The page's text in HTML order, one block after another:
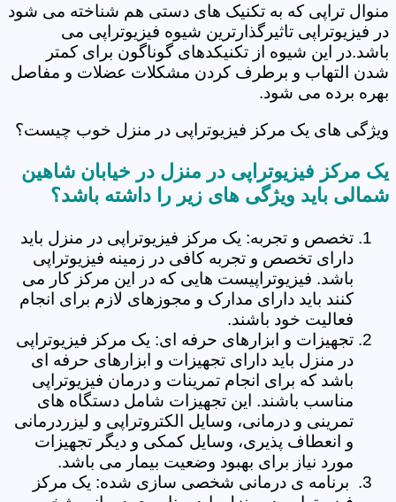
منوال تراپی که به تکنیک های دستی هم شناخته می شود
در فیزیوتراپی تاثیرگذارترین شیوه فیزیوتراپی می
باشد.در این شیوه از تکنیکدهای گوناگون برای کمتر
شدن التهاب و برطرف کردن مشکلات عضلات و مفاصل
بهره برده می شود.
ویژگی های یک مرکز فیزیوتراپی در منزل خوب چیست؟
یک مرکز فیزیوتراپی در منزل در خیابان شاهین
شمالی باید ویژگی های زیر را داشته باشد؟
تخصص و تجربه: یک مرکز فیزیوتراپی در منزل باید
دارای تخصص و تجربه کافی در زمینه فیزیوتراپی
باشد. فیزیوتراپیست هایی که در این مرکز کار می
کنند باید دارای مدارک و مجوزهای لازم برای انجام
فعالیت خود باشند.
تجهیزات و ابزارهای حرفه ای: یک مرکز فیزیوتراپی
در منزل باید دارای تجهیزات و ابزارهای حرفه ای
باشد که برای انجام تمرینات و درمان فیزیوتراپی
مناسب باشند. این تجهیزات شامل دستگاه های
تمرینی و درمانی، وسایل الکتروتراپی و لیزردرمانی
و انعطاف پذیری، وسایل کمکی و دیگر تجهیزات
مورد نیاز برای بهبود وضعیت بیمار می باشد.
برنامه ی درمانی شخصی سازی شده: یک مرکز